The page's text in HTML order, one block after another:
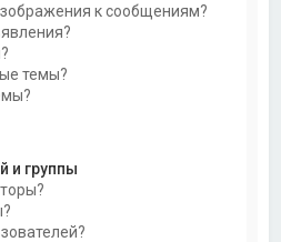
к сообщениям?
темы?
и группы